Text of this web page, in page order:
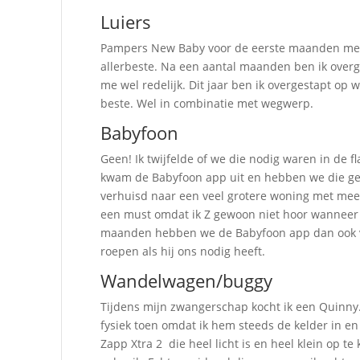
Luiers
Pampers New Baby voor de eerste maanden
allerbeste. Na een aantal maanden ben ik
me wel redelijk. Dit jaar ben ik overgestapt op
beste. Wel in combinatie met wegwerp.
Babyfoon
Geen! Ik twijfelde of we die nodig waren in de
kwam de Babyfoon app uit en hebben we die
verhuisd naar een veel grotere woning met
een must omdat ik Z gewoon niet hoor
maanden hebben we de Babyfoon app dan
roepen als hij ons nodig heeft.
Wandelwagen/buggy
Tijdens mijn zwangerschap kocht ik een
fysiek toen omdat ik hem steeds de kelder in
Zapp Xtra 2 die heel licht is en heel klein op